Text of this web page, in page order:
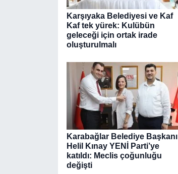
Karşıyaka Belediyesi ve Kaf
Kaf tek yürek: Kulübün
geleceği için ortak irade
oluşturulmalı
Karabağlar Belediye Başkanı
Helil Kınay YENİ Parti’ye
katıldı: Meclis çoğunluğu
değişti